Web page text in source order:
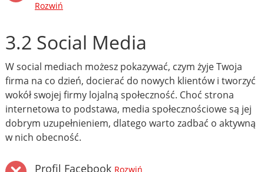
Rozwiń
3.2 Social Media
W social mediach możesz pokazywać, czym żyje Twoja
firma na co dzień, docierać do nowych klientów i tworzyć
wokół swojej firmy lojalną społeczność. Choć strona
internetowa to podstawa, media społecznościowe są jej
dobrym uzupełnieniem, dlatego warto zadbać o aktywną
w nich obecność.
Profil Facebook